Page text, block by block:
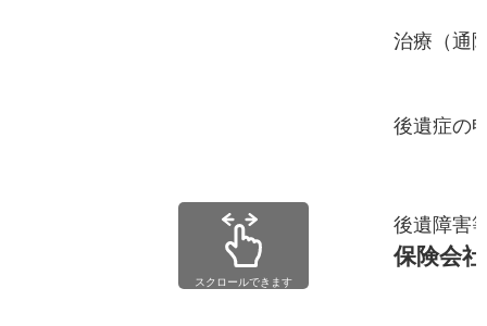
治療（通
後遺症の
後遺障害
保険会
スクロールできます